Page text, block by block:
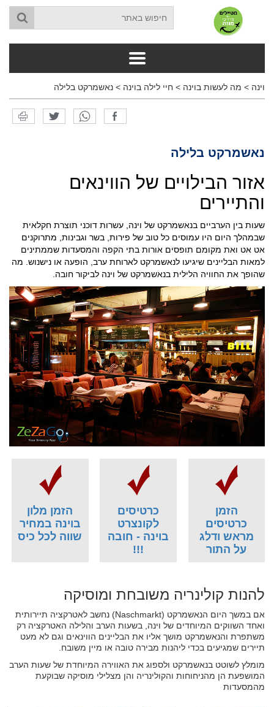
וינה > מה לעשות בוינה > חיי לילה בוינה > נאשמרקט בלילה
נאשמרקט בלילה
אזור הבילויים של הווינאים
והתיירים
שעות בין הערביים בנאשמרקט של וינה, עשרות דוכני תוצרת חקלאית
שבמהלך היום היו עמוסים כל טוב של פירות, בשר וגבינות, מתרוקנים
אט אט ואת מקומם תופסים אורות בתי הקפה והמסעדות שממתינים
למאות הבליינים שיגיעו לנאשמרקט לארוחת ערב, הופעה או נישנוש. מה
שהופך את החוויה הלילית בנאשמרקט של וינה לביקור חובה.
הזמן
כרטיסים
מראש ודלג
על התור
כרטיסים
לקונצרט
בוינה - חובה
!!!
הזמן מלון
בוינה במחיר
שווה לכל כיס
להנות קולינריה משובחת ומוסיקה
אם במשך היום הנאשמרקט (Naschmarkt) נחשב לאטרקציה תיירותית
ואחד השווקים המיוחדים של וינה, בשעות הערב והלילה האטרקציה רק
משתפרת והנאשמרקט מושך אליו את הבליינים הווינאים וגם לא מעט
תיירים שמגיעים בכדי ליהנות מבירה טובה או מיין משובח.
מומלץ לשוטט בנאשמרקט ולספוג את האווירה המיוחדת של שעות הערב
המושפעת הן מהניחוחות והקולינריה והן מצלילי מוסיקה שבוקעת
מהמסעדות